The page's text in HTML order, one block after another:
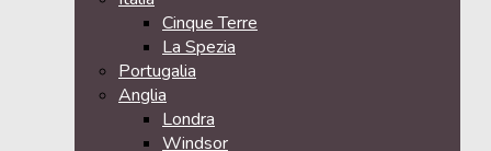
Cinque Terre
La Spezia
Portugalia
Anglia
Londra
Windsor